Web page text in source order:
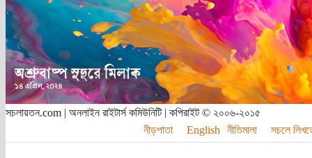
সচলায়তন.com | অনলাইন রাইটার্স কমিউনিটি | কপিরাইট © ২০০৬-২০১৫
নীড়পাতা
English নীতিমালা সচলে